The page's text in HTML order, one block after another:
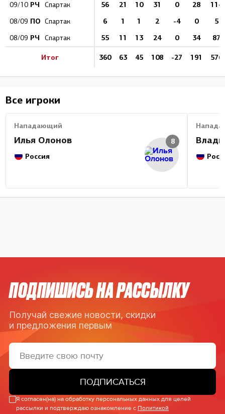
09/10 РЧ Спартак 56 21 10 31 0 28 114
08/09 ПО Спартак 6 1 1 2 -4 0 5
08/09 РЧ Спартак 55 11 13 24 0 34 87
Итог 360 63 45 108 -27 191 576
Все игроки
Нападающий
Илья Олонов
Россия
8
ПОДПИШИСЬ НА РАССЫЛКУ
Получай свежие новости, скидки
и предложения первым
ПОДПИСАТЬСЯ
Я согласен(на) на обработку персональных данных для целей
рассылки и подтверждаю ознакомление с Политикой